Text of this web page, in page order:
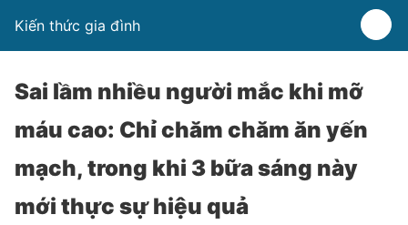
Kiến thức gia đình
Sai lầm nhiều người mắc khi mỡ
máu cao: Chỉ chăm chăm ăn yến
mạch, trong khi 3 bữa sáng này
mới thực sự hiệu quả